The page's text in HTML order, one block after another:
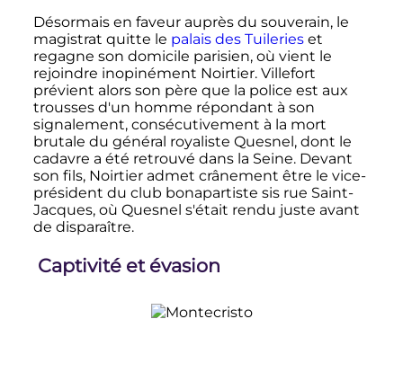
Désormais en faveur auprès du souverain, le
magistrat quitte le palais des Tuilerieset
regagne son domicile parisien, où vient le
rejoindre inopinément Noirtier. Villefort
prévient alors son père que la police est aux
trousses d'un homme répondant à son
signalement, consécutivement à la mort
brutale du général royaliste Quesnel, dont le
cadavre a été retrouvé dans la Seine. Devant
son fils, Noirtier admet crânement être le vice-
président du club bonapartiste sis rue Saint-
Jacques, où Quesnel s'était rendu juste avant
de disparaître.
Captivité et évasion